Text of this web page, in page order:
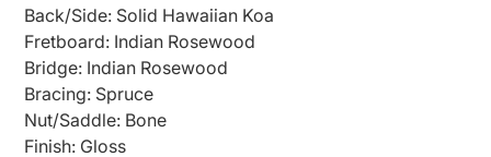
Back/Side: Solid Hawaiian Koa
Fretboard: Indian Rosewood
Bridge: Indian Rosewood
Bracing: Spruce
Nut/Saddle: Bone
Finish: Gloss